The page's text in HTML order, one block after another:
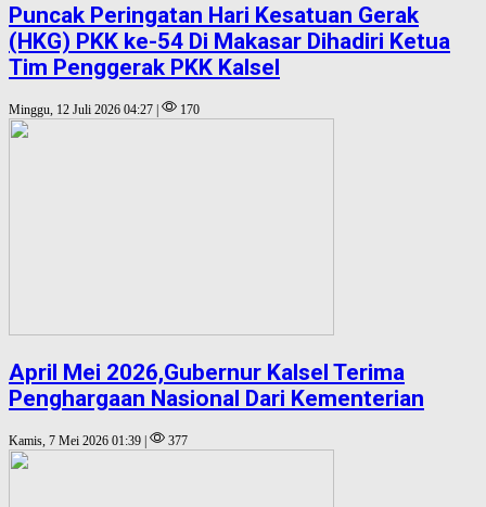
Puncak Peringatan Hari Kesatuan Gerak
(HKG) PKK ke-54 Di Makasar Dihadiri Ketua
Tim Penggerak PKK Kalsel
Minggu, 12 Juli 2026 04:27 | 170
April Mei 2026,Gubernur Kalsel Terima
Penghargaan Nasional Dari Kementerian
Kamis, 7 Mei 2026 01:39 | 377